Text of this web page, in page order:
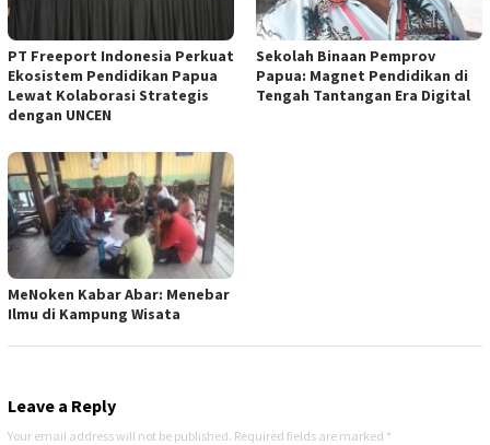
PT Freeport Indonesia Perkuat
Ekosistem Pendidikan Papua
Lewat Kolaborasi Strategis
dengan UNCEN
Sekolah Binaan Pemprov
Papua: Magnet Pendidikan di
Tengah Tantangan Era Digital
MeNoken Kabar Abar: Menebar
Ilmu di Kampung Wisata
Leave a Reply
Your email address will not be published. Required fields are marked *